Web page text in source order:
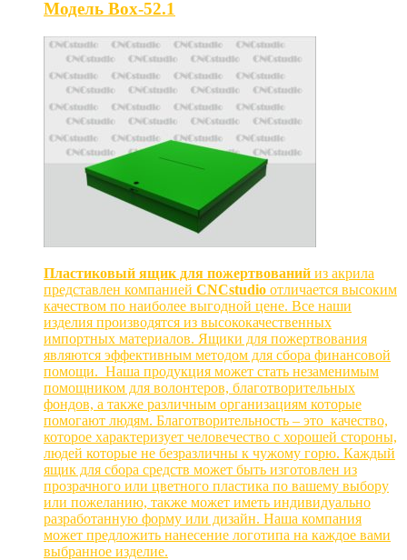
Модель Box-52.1
Пластиковый ящик для пожертвований из акрила
представлен компанией CNCstudio отличается высоким
качеством по наиболее выгодной цене. Все наши
изделия производятся из высококачественных
импортных материалов. Ящики для пожертвования
являются эффективным методом для сбора финансовой
помощи. Наша продукция может стать незаменимым
помощником для волонтеров, благотворительных
фондов, а также различным организациям которые
помогают людям. Благотворительность – это качество,
которое характеризует человечество с хорошей стороны,
людей которые не безразличны к чужому горю. Каждый
ящик для сбора средств может быть изготовлен из
прозрачного или цветного пластика по вашему выбору
или пожеланию, также может иметь индивидуально
разработанную форму или дизайн. Наша компания
может предложить нанесение логотипа на каждое вами
выбранное изделие.